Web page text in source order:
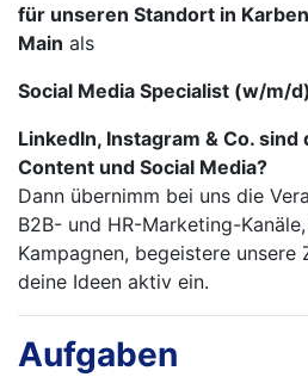
für unseren Standort in
Main als
Social Media Specialist (w/m/d)
LinkedIn, Instagram & Co.
Content und Social Media?
Dann übernimm bei uns die
B2B- und HR-Marketing-
Kampagnen, begeistere unsere
deine Ideen aktiv ein.
Aufgaben